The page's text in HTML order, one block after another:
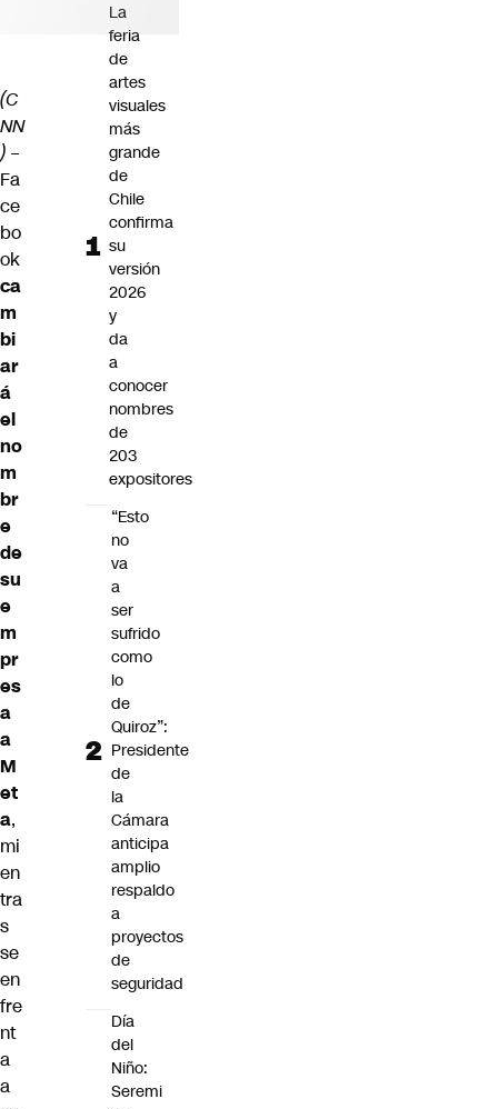
(C
NN
) –
Fa
ce
bo
ok
ca
m
bi
ar
á
el
no
m
br
e
de
su
e
m
pr
es
a
a
M
et
a,
mi
en
tra
s
se
en
fre
nt
a
a
La
feria
de
artes
visuales
más
grande
de
Chile
confirma
su
versión
2026
y
da
a
conocer
nombres
de
203
expositores
“Esto
no
va
a
ser
sufrido
como
lo
de
Quiroz”:
Presidente
de
la
Cámara
anticipa
amplio
respaldo
a
proyectos
de
seguridad
Día
del
Niño:
Seremi